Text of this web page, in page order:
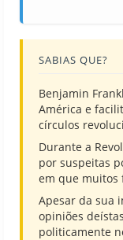
SABIAS QUE?
Benjamin
América e
círculos
Durante a
por suspeitas
em que muitos
Apesar da sua
opiniões
politicamente